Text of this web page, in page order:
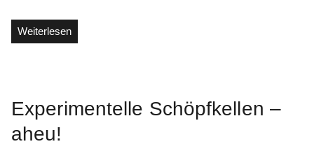
Weiterlesen„Andreas
Okopenkos
Experimentelle Schöpfkellen –
aheu!